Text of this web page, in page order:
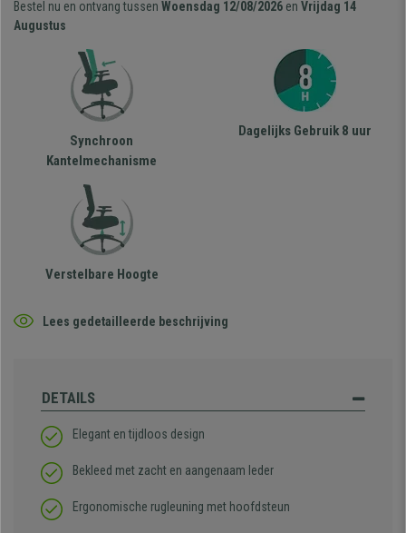
Bestel nu en ontvang tussen Woensdag 12/08/2026 en Vrijdag 14
Augustus
Synchroon
Kantelmechanisme
Dagelijks Gebruik 8 uur
Verstelbare Hoogte
Lees gedetailleerde beschrijving
DETAILS
Elegant en tijdloos design
Bekleed met zacht en aangenaam leder
Ergonomische rugleuning met hoofdsteun